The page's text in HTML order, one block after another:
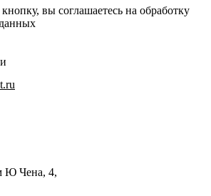
вы соглашаетесь на обработку
Ю Чена, 4,